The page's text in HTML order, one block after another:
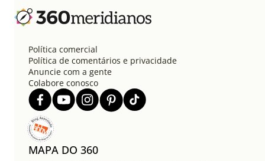
Política comercial
Política de comentários e privacidade
Anuncie com a gente
Colabore conosco
MAPA DO 360